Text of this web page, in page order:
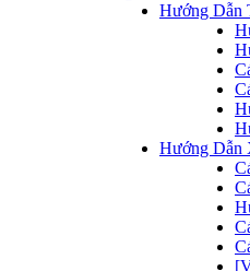
Hướng Dẫn
Hướng Dẫn